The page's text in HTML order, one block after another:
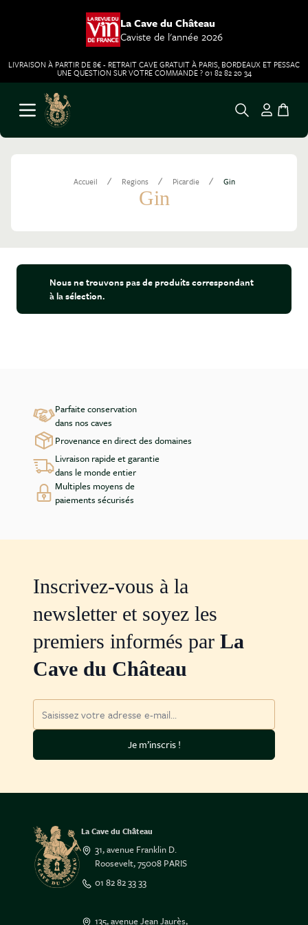
La Cave du Château
Caviste de l'année 2026
LIVRAISON À PARTIR DE 8€ - RETRAIT CAVE GRATUIT À PARIS, BORDEAUX ET PESSAC
UNE QUESTION SUR VOTRE COMMANDE ? 01 82 82 20 34
Aller au contenu
Ouvrir le menu
Accueil / Regions / Picardie / Gin
Gin
Nous ne trouvons pas de produits correspondant
à la sélection.
Parfaite conservation
dans nos caves
Provenance en direct des domaines
Livraison rapide et garantie
dans le monde entier
Multiples moyens de
paiements sécurisés
Inscrivez-vous à la
newsletter et soyez les
premiers informés par La
Cave du Château
Je m’inscris !
La Cave du Château
31, avenue Franklin D.
Roosevelt, 75008 PARIS
01 82 82 33 33
135, avenue Jean Jaurès,